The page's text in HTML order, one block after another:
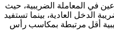
في المعاملة الضريبية، حيث
الدخل العادية، بينما تستفيد
أقل مرتبطة بمكاسب رأس